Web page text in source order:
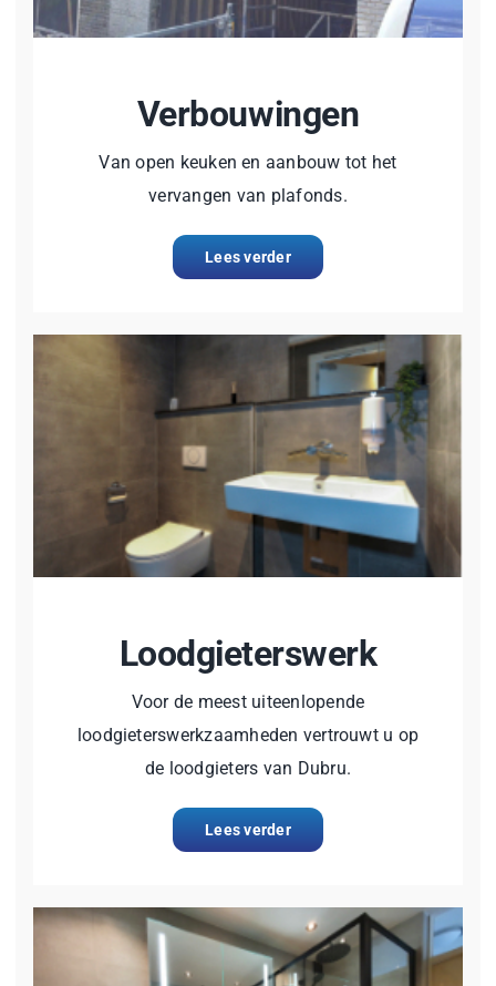
Verbouwingen
Van open keuken en aanbouw tot het
vervangen van plafonds.
Lees verder
Loodgieterswerk
Voor de meest uiteenlopende
loodgieterswerkzaamheden vertrouwt u op
de loodgieters van Dubru.
Lees verder